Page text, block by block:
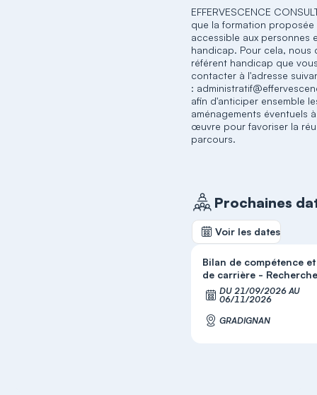
EFFERVESCENCE
que la formation proposée
accessible aux personnes
handicap. Pour cela, nous
référent handicap que
contacter à l'adresse
:
afin d'anticiper ensemble
aménagements éventuels
œuvre pour favoriser la
parcours.​
Prochaines
Voir les dates
Bilan de compétence
de carrière -
DU 21/09/2026 AU
06/11/2026
GRADIGNAN